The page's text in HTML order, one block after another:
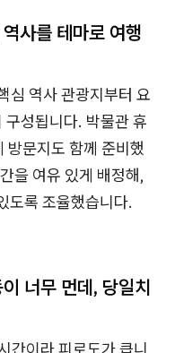
사를 테마로 여행
심 역사 관광지부터 요
성됩니다. 박물관 휴
방문지도 함께 준비했
을 여유 있게 배정해,
도록 조율했습니다.
너무 먼데, 당일치